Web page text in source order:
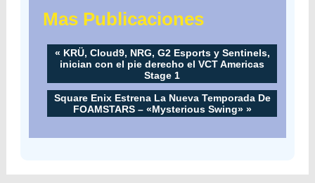
Mas Publicaciones
« KRÜ, Cloud9, NRG, G2 Esports y Sentinels,
inician con el pie derecho el VCT Americas
Stage 1
Square Enix Estrena La Nueva Temporada De
FOAMSTARS – «Mysterious Swing»»